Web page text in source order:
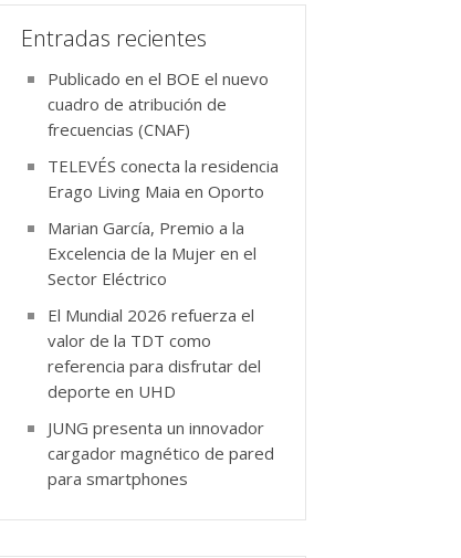
Entradas recientes
Publicado en el BOE el nuevo
cuadro de atribución de
frecuencias (CNAF)
TELEVÉS conecta la residencia
Erago Living Maia en Oporto
Marian García, Premio a la
Excelencia de la Mujer en el
Sector Eléctrico
El Mundial 2026 refuerza el
valor de la TDT como
referencia para disfrutar del
deporte en UHD
JUNG presenta un innovador
cargador magnético de pared
para smartphones